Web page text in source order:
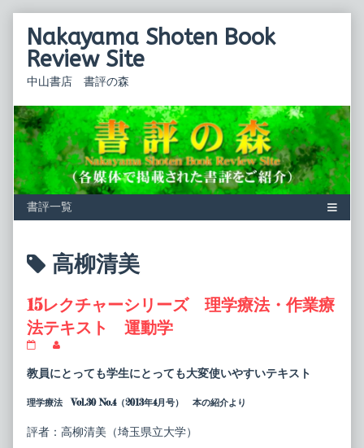
contentNakayama Shoten Book
Review Site
中山書店 書評の森
Posts
tagged
高柳清美
15レクチャーシリーズ 理学療法・作業療
法テキスト 運動学
ク
チ
ー
リ
posts
by
author
15
教員にとっても学生にとっても大変使いやすいテキスト
理学療法 Vol.30 No.4（2013年4月号） 本の紹介より
評者：高柳清美（埼玉県立大学）